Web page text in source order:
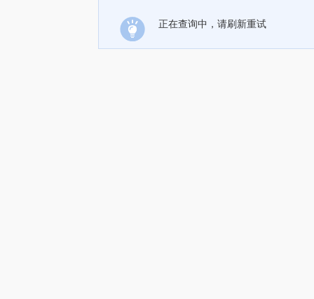
正在查询中，请刷新重试